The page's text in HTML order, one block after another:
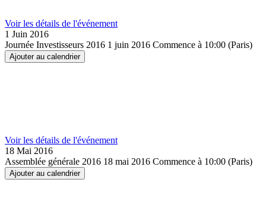
Voir les détails de l'événement
1 Juin 2016
Journée Investisseurs 2016 1 juin 2016 Commence à 10:00 (Paris)
Ajouter au calendrier
Voir les détails de l'événement
18 Mai 2016
Assemblée générale 2016 18 mai 2016 Commence à 10:00 (Paris)
Ajouter au calendrier